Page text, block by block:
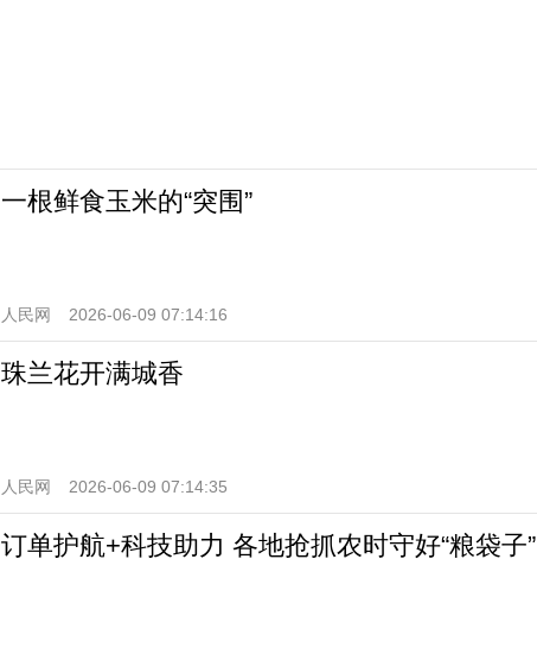
一根鲜食玉米的“突围”
人民网 2026-06-09 07:14:16
珠兰花开满城香
人民网 2026-06-09 07:14:35
订单护航+科技助力 各地抢抓农时守好“粮袋子”